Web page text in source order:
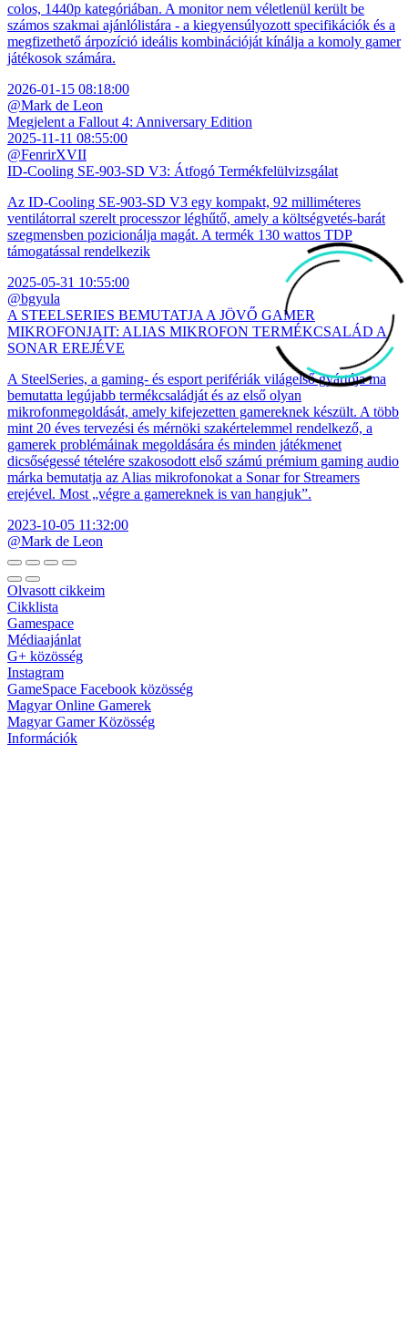
colos, 1440p kategóriában. A monitor nem véletlenül került be
számos szakmai ajánlólistára - a kiegyensúlyozott specifikációk és a
megfizethető árpozíció ideális kombinációját kínálja a komoly gamer
játékosok számára.
2026-01-15 08:18:00
@Mark de Leon
Megjelent a Fallout 4: Anniversary Edition
2025-11-11 08:55:00
@FenrirXVII
ID-Cooling SE-903-SD V3: Átfogó Termékfelülvizsgálat
Az ID-Cooling SE-903-SD V3 egy kompakt, 92 milliméteres
ventilátorral szerelt processzor léghűtő, amely a költségvetés-barát
szegmensben pozicionálja magát. A termék 130 wattos TDP
támogatással rendelkezik
2025-05-31 10:55:00
@bgyula
A STEELSERIES BEMUTATJA A JÖVŐ GAMER
MIKROFONJAIT: ALIAS MIKROFON TERMÉKCSALÁD A
SONAR EREJÉVE
A SteelSeries, a gaming- és esport perifériák világelső gyártója ma
bemutatta legújabb termékcsaládját és az első olyan
mikrofonmegoldását, amely kifejezetten gamereknek készült. A több
mint 20 éves tervezési és mérnöki szakértelemmel rendelkező, a
gamerek problémáinak megoldására és minden játékmenet
dicsőségessé tételére szakosodott első számú prémium gaming audio
márka bemutatja az Alias mikrofonokat a Sonar for Streamers
erejével. Most „végre a gamereknek is van hangjuk”.
2023-10-05 11:32:00
@Mark de Leon
Olvasott cikkeim
Cikklista
Gamespace
Médiaajánlat
G+ közösség
Instagram
GameSpace Facebook közösség
Magyar Online Gamerek
Magyar Gamer Közösség
Információk